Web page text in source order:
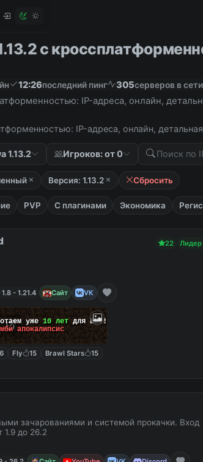
с
12:26последний пинг 305серверов в сети
IP-адреса, онлайн,
IP-адреса, онлайн,
1.13.2 Игроков: от 0
Версия: 1.13.2 Сбросить
PVP С плагинами Экономика
22 Лидер
1.8 - 1.21.4 Сайт VK
уже 10 лет для Вас!
апокалипсис
Fly 15 Brawl Stars
15
зачарованиями и системой прокачки. Вход
1.9 до 26.2